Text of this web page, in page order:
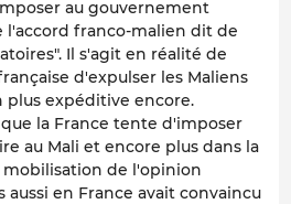
au gouvernement
l'accord franco-malien dit de
Il s'agit en réalité de
d'expulser les Maliens
plus expéditive encore.
la France tente d'imposer
au Mali et encore plus dans la
mobilisation de l'opinion
aussi en France avait convaincu